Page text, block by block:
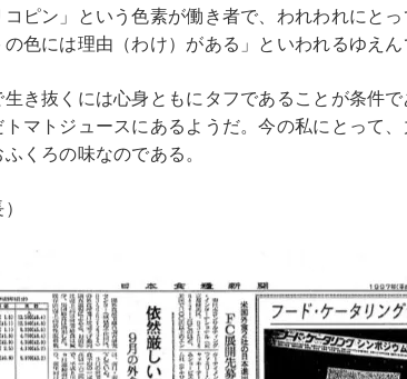
ピン」という色素が働き者で、われわれにと
色には理由（わけ）がある」といわれるゆえん
き抜くには心身ともにタフであることが条件
マトジュースにあるようだ。今の私にとって
くろの味なのである。